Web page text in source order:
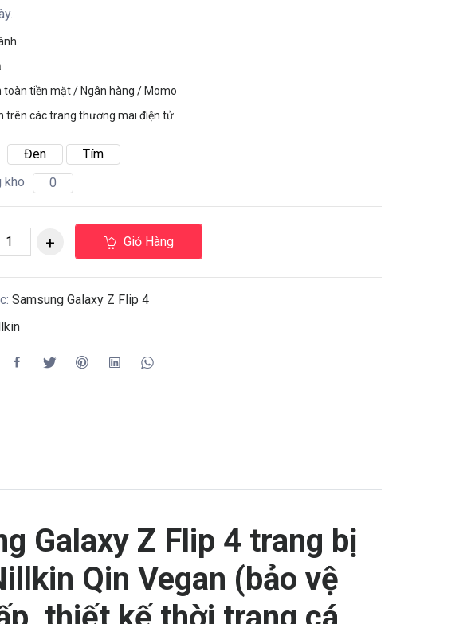
toàn tiền mặt / Ngân hàng / Momo
trên các trang thương mai điện tử
Đen
Tím
kho
0
Giỏ Hàng
Samsung Galaxy Z Flip 4
Galaxy Z Flip 4 trang bị
Qin Vegan (bảo vệ